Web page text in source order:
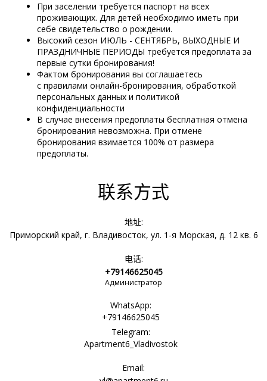
При заселении требуется паспорт на всех
проживающих. Для детей необходимо иметь при
себе свидетельство о рождении.
Высокий сезон ИЮЛЬ - СЕНТЯБРЬ, ВЫХОДНЫЕ И
ПРАЗДНИЧНЫЕ ПЕРИОДЫ требуется предоплата за
первые сутки бронирования!
Фактом бронирования вы соглашаетесь
с правилами онлайн-бронирования, обработкой
персональных данных и политикой
конфиденциальности
В случае внесения предоплаты бесплатная отмена
бронирования невозможна. При отмене
бронирования взимается 100% от размера
предоплаты.
联系方式
地址:
Приморский край, г. Владивосток, ул. 1-я Морская, д. 12 кв. 6
电话:
+79146625045
Администратор
WhatsApp:
+79146625045
Telegram:
Apartment6_Vladivostok
Email: